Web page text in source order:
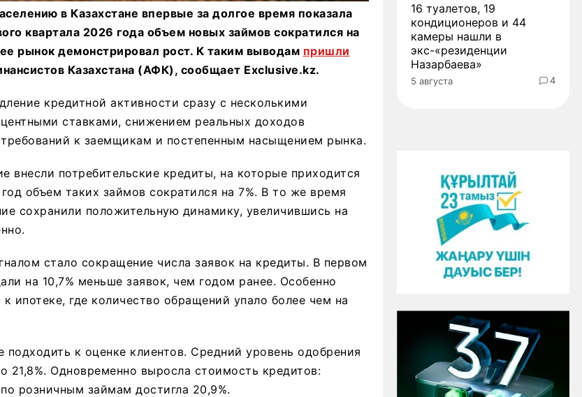
в Казахстане впервые за долгое время показала
квартала 2026 года объем новых займов сократился на
рынок демонстрировал рост. К таким выводам пришли
Казахстана (АФК), сообщает Еxclusive.kz.
кредитной активности сразу с несколькими
ставками, снижением реальных доходов
к заемщикам и постепенным насыщением рынка.
внесли потребительские кредиты, на которые приходится
объем таких займов сократился на 7%. В то же время
сохранили положительную динамику, увеличившись на
стало сокращение числа заявок на кредиты. В первом
на 10,7% меньше заявок, чем годом ранее. Особенно
ипотеке, где количество обращений упало более чем на
к оценке клиентов. Средний уровень одобрения
21,8%. Одновременно выросла стоимость кредитов:
розничным займам достигла 20,9%.
16 туалетов, 19
кондиционеров и 44
камеры нашли в
экс-«резиденции
Назарбаева»
5 августа 4